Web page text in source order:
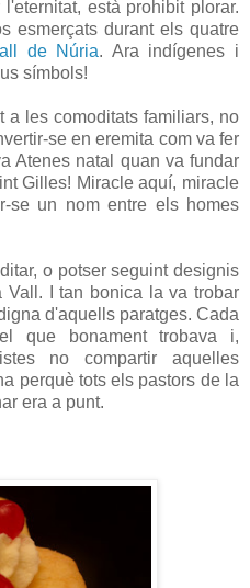
està prohibit plorar.
esmerçats durant els quatre
de Núria. Ara indígenes i
símbols!
les comoditats familiars, no
se en eremita com va fer
Atenes natal quan va fundar
Gilles! Miracle aquí, miracle
se un nom entre els homes
o potser seguint designis
I tan bonica la va trobar
d'aquells paratges. Cada
que bonament trobava i,
no compartir aquelles
perquè tots els pastors de la
era a punt.